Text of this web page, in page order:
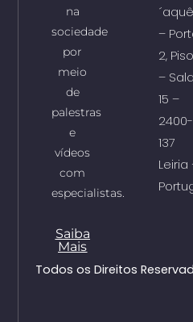
na
sociedade
por
meio
de
palestras
e
vídeos
com
especialistas.
Saiba
Mais
–
2,
– Sala
15 –
2400-
137
Leiria
Todos os Direitos